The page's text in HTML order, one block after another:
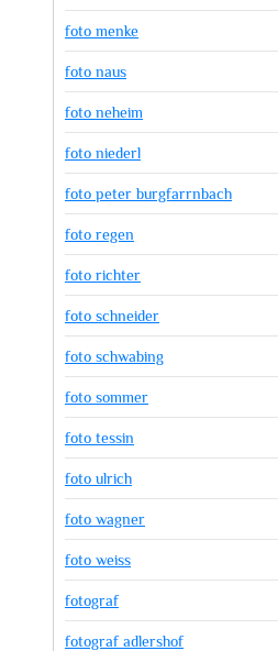
foto menke
foto naus
foto neheim
foto niederl
foto peter burgfarrnbach
foto regen
foto richter
foto schneider
foto schwabing
foto sommer
foto tessin
foto ulrich
foto wagner
foto weiss
fotograf
fotograf adlershof